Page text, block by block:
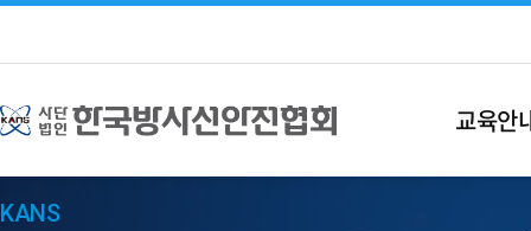
교육안
KANS